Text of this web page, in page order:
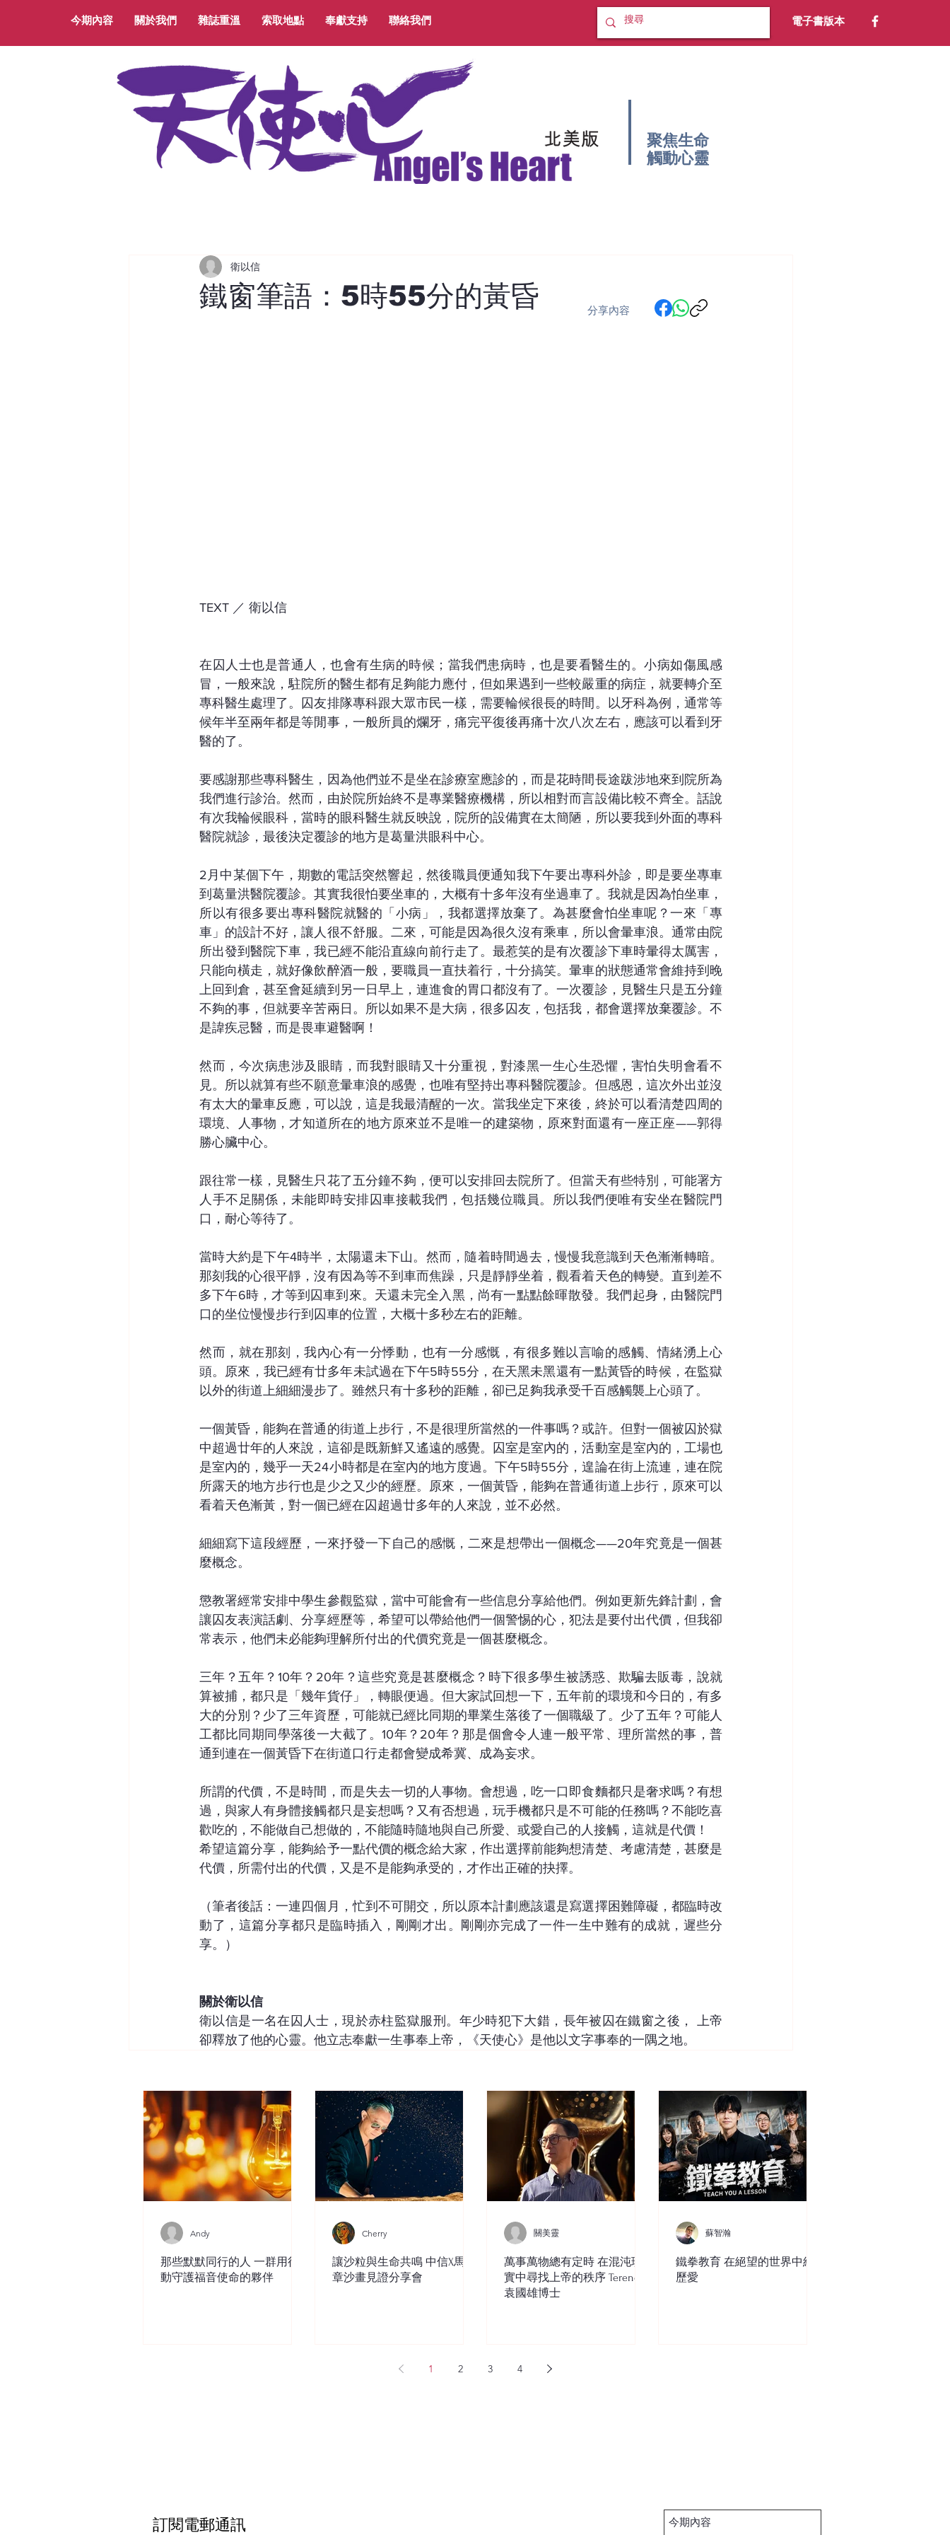
今期內容 關於我們 雜誌重溫 索取地點 奉獻支持 聯絡我們 電子書版本
聚焦生命
​觸動心靈
鐵窗筆語：5時55分的黃昏
衛以信
TEXT ／ 衛以信
在囚人士也是普通人，也會有生病的時候；當我們患病時，也是要看醫生的。小病如傷風感
冒，一般來說，駐院所的醫生都有足夠能力應付，但如果遇到一些較嚴重的病症，就要轉介至
專科醫生處理了。囚友排隊專科跟大眾市民一樣，需要輪候很長的時間。以牙科為例，通常等
候年半至兩年都是等閒事，一般所員的爛牙，痛完平復後再痛十次八次左右，應該可以看到牙
醫的了。
要感謝那些專科醫生，因為他們並不是坐在診療室應診的，而是花時間長途跋涉地來到院所為
我們進行診治。然而，由於院所始終不是專業醫療機構，所以相對而言設備比較不齊全。話說
有次我輪候眼科，當時的眼科醫生就反映說，院所的設備實在太簡陋，所以要我到外面的專科
醫院就診，最後決定覆診的地方是葛量洪眼科中心。
2月中某個下午，期數的電話突然響起，然後職員便通知我下午要出專科外診，即是要坐專車
到葛量洪醫院覆診。其實我很怕要坐車的，大概有十多年沒有坐過車了。我就是因為怕坐車，
所以有很多要出專科醫院就醫的「小病」，我都選擇放棄了。為甚麼會怕坐車呢？一來「專
車」的設計不好，讓人很不舒服。二來，可能是因為很久沒有乘車，所以會暈車浪。通常由院
所出發到醫院下車，我已經不能沿直線向前行走了。最惹笑的是有次覆診下車時暈得太厲害，
只能向橫走，就好像飲醉酒一般，要職員一直扶着行，十分搞笑。暈車的狀態通常會維持到晚
上回到倉，甚至會延續到另一日早上，連進食的胃口都沒有了。一次覆診，見醫生只是五分鐘
不夠的事，但就要辛苦兩日。所以如果不是大病，很多囚友，包括我，都會選擇放棄覆診。不
是諱疾忌醫，而是畏車避醫啊！
然而，今次病患涉及眼睛，而我對眼睛又十分重視，對漆黑一生心生恐懼，害怕失明會看不
見。所以就算有些不願意暈車浪的感覺，也唯有堅持出專科醫院覆診。但感恩，這次外出並沒
有太大的暈車反應，可以說，這是我最清醒的一次。當我坐定下來後，終於可以看清楚四周的
環境、人事物，才知道所在的地方原來並不是唯一的建築物，原來對面還有一座正座——郭得
勝心臟中心。
跟往常一樣，見醫生只花了五分鐘不夠，便可以安排回去院所了。但當天有些特別，可能署方
人手不足關係，未能即時安排囚車接載我們，包括幾位職員。所以我們便唯有安坐在醫院門
口，耐心等待了。
當時大約是下午4時半，太陽還未下山。然而，隨着時間過去，慢慢我意識到天色漸漸轉暗。
那刻我的心很平靜，沒有因為等不到車而焦躁，只是靜靜坐着，觀看着天色的轉變。直到差不
多下午6時，才等到囚車到來。天還未完全入黑，尚有一點點餘暉散發。我們起身，由醫院門
口的坐位慢慢步行到囚車的位置，大概十多秒左右的距離。
然而，就在那刻，我內心有一分悸動，也有一分感慨，有很多難以言喻的感觸、情緒湧上心
頭。原來，我已經有廿多年未試過在下午5時55分，在天黑未黑還有一點黃昏的時候，在監獄
以外的街道上細細漫步了。雖然只有十多秒的距離，卻已足夠我承受千百感觸襲上心頭了。
一個黃昏，能夠在普通的街道上步行，不是很理所當然的一件事嗎？或許。但對一個被囚於獄
中超過廿年的人來說，這卻是既新鮮又遙遠的感覺。囚室是室內的，活動室是室內的，工場也
是室內的，幾乎一天24小時都是在室內的地方度過。下午5時55分，遑論在街上流連，連在院
所露天的地方步行也是少之又少的經歷。原來，一個黃昏，能夠在普通街道上步行，原來可以
看着天色漸黃，對一個已經在囚超過廿多年的人來說，並不必然。
細細寫下這段經歷，一來抒發一下自己的感慨，二來是想帶出一個概念——20年究竟是一個甚
麼概念。
懲教署經常安排中學生參觀監獄，當中可能會有一些信息分享給他們。例如更新先鋒計劃，會
讓囚友表演話劇、分享經歷等，希望可以帶給他們一個警惕的心，犯法是要付出代價，但我卻
常表示，他們未必能夠理解所付出的代價究竟是一個甚麼概念。
三年？五年？10年？20年？這些究竟是甚麼概念？時下很多學生被誘惑、欺騙去販毒，說就
算被捕，都只是「幾年貨仔」，轉眼便過。但大家試回想一下，五年前的環境和今日的，有多
大的分別？少了三年資歷，可能就已經比同期的畢業生落後了一個職級了。少了五年？可能人
工都比同期同學落後一大截了。10年？20年？那是個會令人連一般平常、理所當然的事，普
通到連在一個黃昏下在街道口行走都會變成希冀、成為妄求。
所謂的代價，不是時間，而是失去一切的人事物。會想過，吃一口即食麵都只是奢求嗎？有想
過，與家人有身體接觸都只是妄想嗎？又有否想過，玩手機都只是不可能的任務嗎？不能吃喜
歡吃的，不能做自己想做的，不能隨時隨地與自己所愛、或愛自己的人接觸，這就是代價！
希望這篇分享，能夠給予一點代價的概念給大家，作出選擇前能夠想清楚、考慮清楚，甚麼是
代價，所需付出的代價，又是不是能夠承受的，才作出正確的抉擇。
（筆者後話：一連四個月，忙到不可開交，所以原本計劃應該還是寫選擇困難障礙，都臨時改
動了，這篇分享都只是臨時插入，剛剛才出。剛剛亦完成了一件一生中難有的成就，遲些分
享。）
關於衛以信
衛以信是一名在囚人士，現於赤柱監獄服刑。年少時犯下大錯，長年被囚在鐵窗之後， 上帝
卻釋放了他的心靈。他立志奉獻一生事奉上帝，《天使心》是他以文字事奉的一隅之地。
分享內容
那些默默同行的人 一群用行
動守護福音使命的夥伴
Andy
讓沙粒與生命共鳴 中信X馬穎
章沙畫見證分享會
Cherry
萬事萬物總有定時 在混沌現
實中尋找上帝的秩序 Terence
袁國雄博士
關美靈
鐵拳教育 在絕望的世界中經
歷愛
蘇智瀚
1 2 3 4
訂閱電郵通訊 今期內容